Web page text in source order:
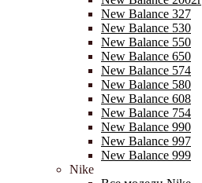
New Balance 327
New Balance 530
New Balance 550
New Balance 650
New Balance 574
New Balance 580
New Balance 608
New Balance 754
New Balance 990
New Balance 997
New Balance 999
Nike